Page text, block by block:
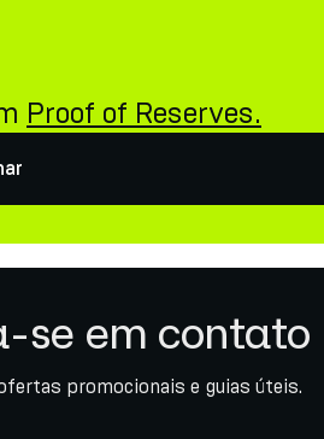
Proof of Reserves.
se em contato
promocionais e guias úteis.